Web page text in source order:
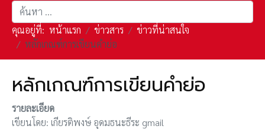
การค้นหา
คุณอยู่ที่: หน้าแรก ข่าวสาร
ข่าวที่น่าสนใจ
หลักเกณฑ์การเขียนคำย่อ
หลักเกณฑ์การเขียนคำย่อ
รายละเอียด
เขียนโดย: เกียรติพงษ์ อุดมธนะธีระ gmail